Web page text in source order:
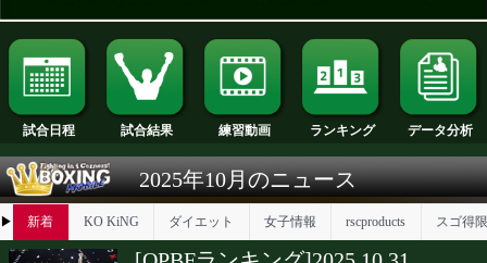
試合日程 試合結果 練習動画 ランキング